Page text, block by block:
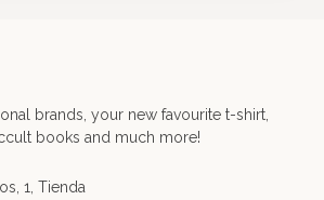
brands, your new favourite t-shirt,
books and much more!
1, Tienda